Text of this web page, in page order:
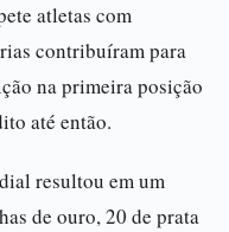
atletas com
contribuíram para
na primeira posição
até então.
resultou em um
de ouro, 20 de prata